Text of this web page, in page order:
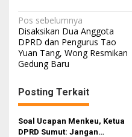
N
a
v
g
a
s
Pos sebelumnya
Disaksikan Dua Anggota
DPRD dan Pengurus Tao
Yuan Tang, Wong Resmikan
Gedung Baru
Posting Terkait
Soal Ucapan Menkeu, Ketua
DPRD Sumut: Jangan